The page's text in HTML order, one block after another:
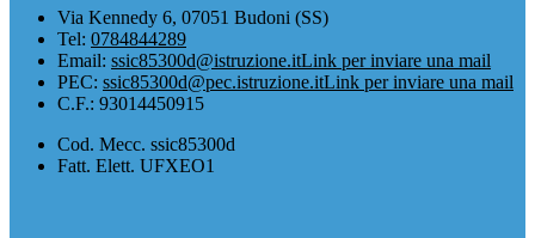
Via Kennedy 6, 07051 Budoni (SS)
Tel: 0784844289
Email: ssic85300d@istruzione.itLink per inviare una mail
PEC: ssic85300d@pec.istruzione.itLink per inviare una mail
C.F.: 93014450915
Cod. Mecc. ssic85300d
Fatt. Elett. UFXEO1